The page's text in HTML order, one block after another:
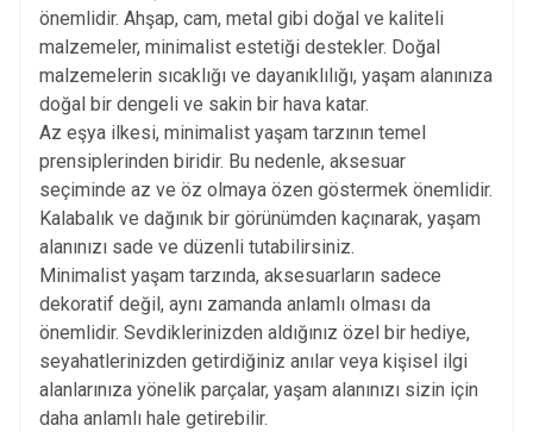
önemlidir. Ahşap, cam, metal gibi doğal ve kaliteli
malzemeler, minimalist estetiği destekler. Doğal
malzemelerin sıcaklığı ve dayanıklılığı, yaşam alanınıza
doğal bir dengeli ve sakin bir hava katar.
Az eşya ilkesi, minimalist yaşam tarzının temel
prensiplerinden biridir. Bu nedenle, aksesuar
seçiminde az ve öz olmaya özen göstermek önemlidir.
Kalabalık ve dağınık bir görünümden kaçınarak, yaşam
alanınızı sade ve düzenli tutabilirsiniz.
Minimalist yaşam tarzında, aksesuarların sadece
dekoratif değil, aynı zamanda anlamlı olması da
önemlidir. Sevdiklerinizden aldığınız özel bir hediye,
seyahatlerinizden getirdiğiniz anılar veya kişisel ilgi
alanlarınıza yönelik parçalar, yaşam alanınızı sizin için
daha anlamlı hale getirebilir.